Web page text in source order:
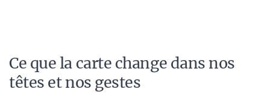
Ce que la carte change dans nos
têtes et nos gestes